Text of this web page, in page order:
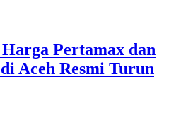
Pertamax dan
Aceh Resmi Turun